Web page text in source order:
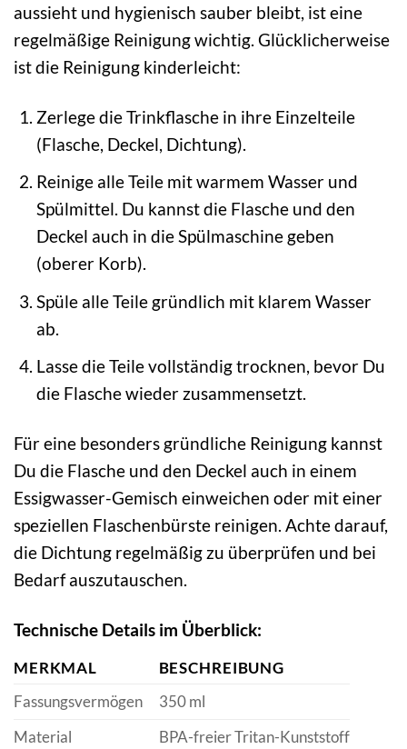
aussieht und hygienisch sauber bleibt, ist eine
regelmäßige Reinigung wichtig. Glücklicherweise
ist die Reinigung kinderleicht:
Zerlege die Trinkflasche in ihre Einzelteile
(Flasche, Deckel, Dichtung).
Reinige alle Teile mit warmem Wasser und
Spülmittel. Du kannst die Flasche und den
Deckel auch in die Spülmaschine geben
(oberer Korb).
Spüle alle Teile gründlich mit klarem Wasser
ab.
Lasse die Teile vollständig trocknen, bevor Du
die Flasche wieder zusammensetzt.
Für eine besonders gründliche Reinigung kannst
Du die Flasche und den Deckel auch in einem
Essigwasser-Gemisch einweichen oder mit einer
speziellen Flaschenbürste reinigen. Achte darauf,
die Dichtung regelmäßig zu überprüfen und bei
Bedarf auszutauschen.
Technische Details im Überblick:
MERKMAL
BESCHREIBUNG
Fassungsvermögen
350 ml
Material
BPA-freier Tritan-Kunststoff